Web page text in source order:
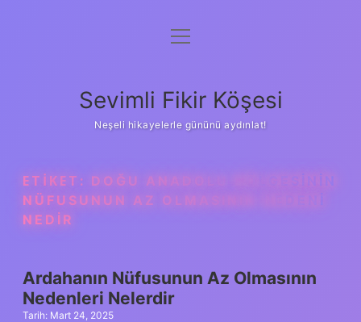
Anasayfa
Yasal Uyarı
menüyü
Sevimli Fikir Köşesi
Neşeli hikayelerle gününü aydınlat!
ETIKET: DOĞU ANADOLU BÖLGESININ
NÜFUSUNUN AZ OLMASININ NEDENI
NEDIR
Ardahanın Nüfusunun Az Olmasının
Nedenleri Nelerdir
Tarih: Mart 24, 2025